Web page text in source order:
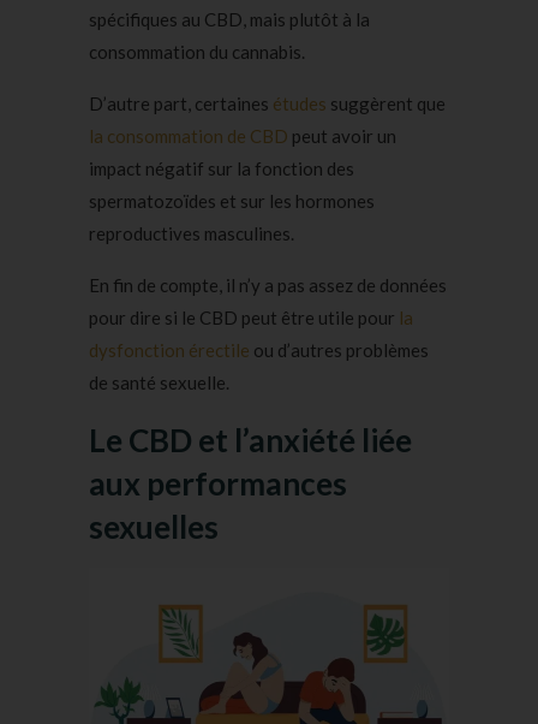
spécifiques au CBD, mais plutôt à la
consommation du cannabis.
D’autre part, certaines études suggèrent que
la consommation de CBD peut avoir un
impact négatif sur la fonction des
spermatozoïdes et sur les hormones
reproductives masculines.
En fin de compte, il n’y a pas assez de données
pour dire si le CBD peut être utile pour la
dysfonction érectile ou d’autres problèmes
de santé sexuelle.
Le CBD et l’anxiété liée
aux performances
sexuelles